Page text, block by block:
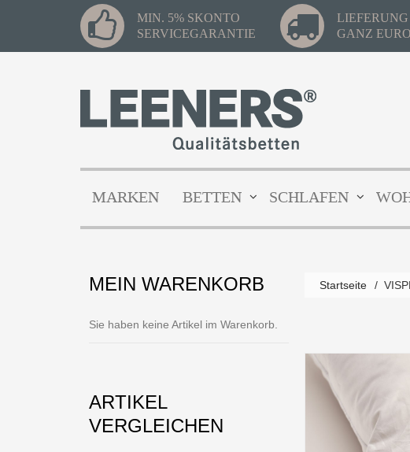
MIN. 5% SKONTO
SERVICEGARANTIE
GANZ
MARKEN BETTEN SCHLAFEN
Startseite /
MEIN WARENKORB
Sie haben keine Artikel im Warenkorb.
ARTIKEL
VERGLEICHEN